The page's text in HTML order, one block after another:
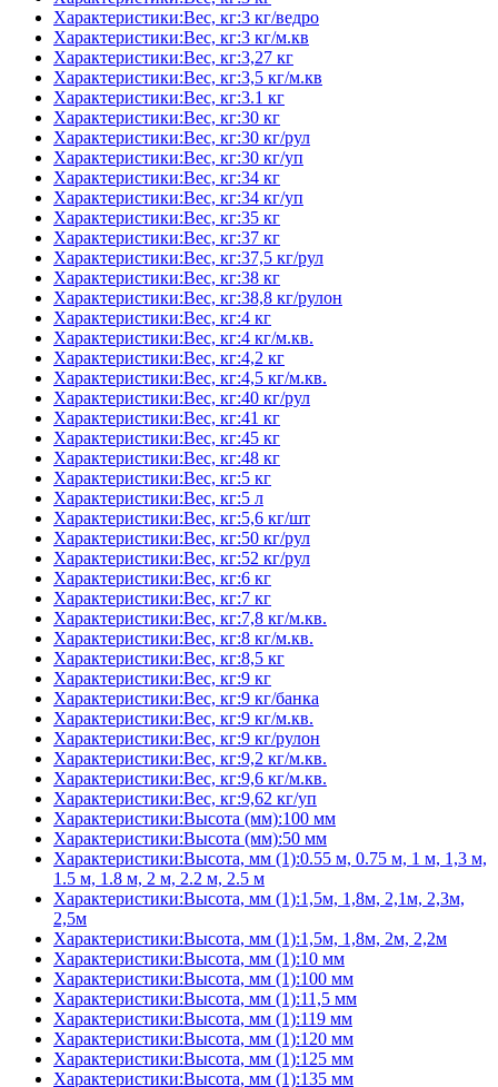
Характеристики:Вес, кг:3 кг/ведро
Характеристики:Вес, кг:3 кг/м.кв
Характеристики:Вес, кг:3,27 кг
Характеристики:Вес, кг:3,5 кг/м.кв
Характеристики:Вес, кг:3.1 кг
Характеристики:Вес, кг:30 кг
Характеристики:Вес, кг:30 кг/рул
Характеристики:Вес, кг:30 кг/уп
Характеристики:Вес, кг:34 кг
Характеристики:Вес, кг:34 кг/уп
Характеристики:Вес, кг:35 кг
Характеристики:Вес, кг:37 кг
Характеристики:Вес, кг:37,5 кг/рул
Характеристики:Вес, кг:38 кг
Характеристики:Вес, кг:38,8 кг/рулон
Характеристики:Вес, кг:4 кг
Характеристики:Вес, кг:4 кг/м.кв.
Характеристики:Вес, кг:4,2 кг
Характеристики:Вес, кг:4,5 кг/м.кв.
Характеристики:Вес, кг:40 кг/рул
Характеристики:Вес, кг:41 кг
Характеристики:Вес, кг:45 кг
Характеристики:Вес, кг:48 кг
Характеристики:Вес, кг:5 кг
Характеристики:Вес, кг:5 л
Характеристики:Вес, кг:5,6 кг/шт
Характеристики:Вес, кг:50 кг/рул
Характеристики:Вес, кг:52 кг/рул
Характеристики:Вес, кг:6 кг
Характеристики:Вес, кг:7 кг
Характеристики:Вес, кг:7,8 кг/м.кв.
Характеристики:Вес, кг:8 кг/м.кв.
Характеристики:Вес, кг:8,5 кг
Характеристики:Вес, кг:9 кг
Характеристики:Вес, кг:9 кг/банка
Характеристики:Вес, кг:9 кг/м.кв.
Характеристики:Вес, кг:9 кг/рулон
Характеристики:Вес, кг:9,2 кг/м.кв.
Характеристики:Вес, кг:9,6 кг/м.кв.
Характеристики:Вес, кг:9,62 кг/уп
Характеристики:Высота (мм):100 мм
Характеристики:Высота (мм):50 мм
Характеристики:Высота, мм (1):0.55 м, 0.75 м, 1 м, 1,3 м,
1.5 м, 1.8 м, 2 м, 2.2 м, 2.5 м
Характеристики:Высота, мм (1):1,5м, 1,8м, 2,1м, 2,3м,
2,5м
Характеристики:Высота, мм (1):1,5м, 1,8м, 2м, 2,2м
Характеристики:Высота, мм (1):10 мм
Характеристики:Высота, мм (1):100 мм
Характеристики:Высота, мм (1):11,5 мм
Характеристики:Высота, мм (1):119 мм
Характеристики:Высота, мм (1):120 мм
Характеристики:Высота, мм (1):125 мм
Характеристики:Высота, мм (1):135 мм